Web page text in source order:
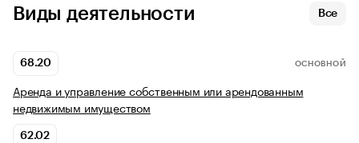
Виды деятельности Все
68.20 ОСНОВНОЙ
Аренда и управление собственным или арендованным
недвижимым имуществом
62.02